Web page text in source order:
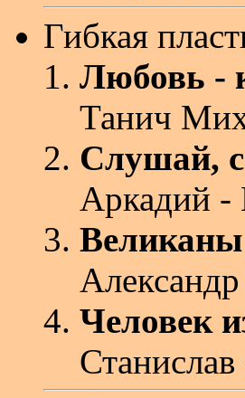
Гибкая
Любовь -
Танич
Слушай,
Аркадий
Человек